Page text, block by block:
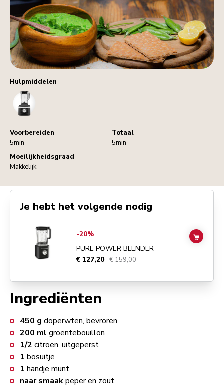
Hulpmiddelen
Blender
Voorbereiden
5min
Totaal
5min
Moeilijkheidsgraad
Makkelijk
Ingrediënten
450 g doperwten, bevroren
200 ml groentebouillon
1/2 citroen, uitgeperst
1 bosuitje
1 handje munt
naar smaakpeper en zout
Je hebt het volgende nodig
Go toPure Power Blender
-20%
PURE POWER BLENDER
€ 127,20 € 159,00
ADD